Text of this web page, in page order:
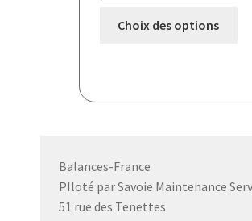
Choix des options
Balances-France
PIloté par Savoie Maintenance
51 rue des Tenettes